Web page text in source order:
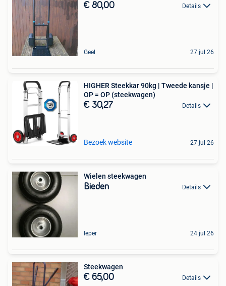
€ 80,00 Details
Geel 27 jul 26
HIGHER Steekkar 90kg | Tweede kansje |
OP = OP (steekwagen)
€ 30,27 Details
Bezoek website 27 jul 26
Wielen steekwagen
Bieden Details
Ieper 24 jul 26
Steekwagen
€ 65,00 Details